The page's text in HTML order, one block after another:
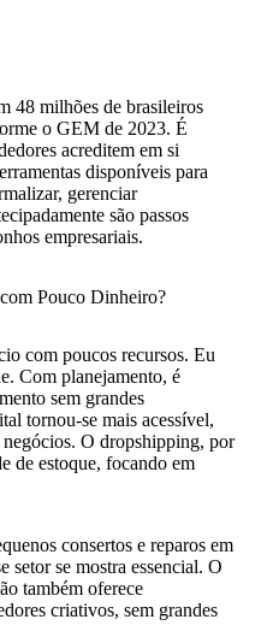
48 milhões de brasileiros
o GEM de 2023. É
acreditem em si
disponíveis para
gerenciar
são passos
empresariais.
Pouco Dinheiro?
com poucos recursos. Eu
Com planejamento, é
sem grandes
tornou-se mais acessível,
O dropshipping, por
de estoque, focando em
consertos e reparos em
setor se mostra essencial. O
também oferece
criativos, sem grandes